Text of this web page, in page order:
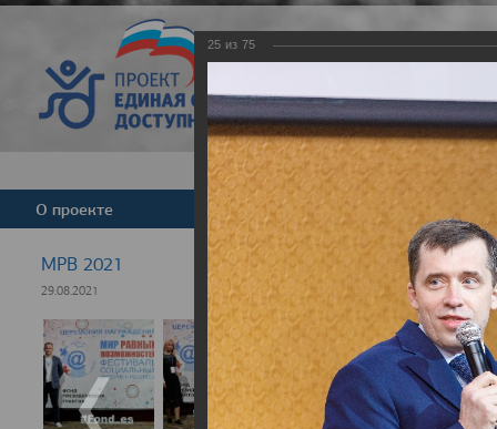
Версия для
О проекте Команда Новости
МРВ 2021
29.08.2021
25 из 75